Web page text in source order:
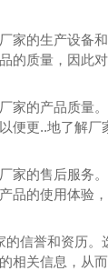
家的生产设备
的质量，因此
家的产品质量
便更..地了解厂
家的售后服务
品的使用体验
的信誉和资历
相关信息，从